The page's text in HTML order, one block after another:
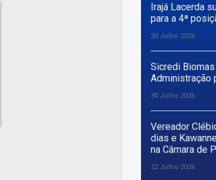
Irajá Lacerda
para a 4ª
30 Julho 2026
Sicredi
Administração
30 Julho 2026
Vereador
dias e
na Câmara de
22 Julho 2026